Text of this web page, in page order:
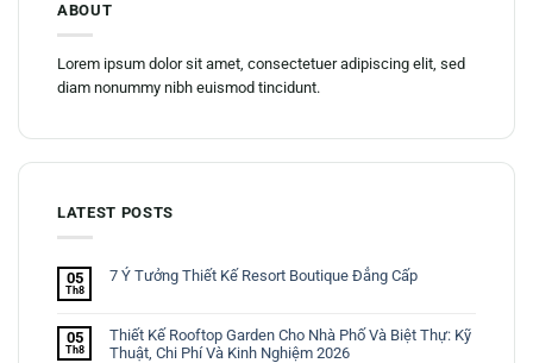
ABOUT
Lorem ipsum dolor sit amet, consectetuer adipiscing elit, sed
diam nonummy nibh euismod tincidunt.
LATEST POSTS
05
Th8
7 Ý Tưởng Thiết Kế Resort Boutique Đẳng Cấp
05
Th8
Thiết Kế Rooftop Garden Cho Nhà Phố Và Biệt Thự: Kỹ
Thuật, Chi Phí Và Kinh Nghiệm 2026